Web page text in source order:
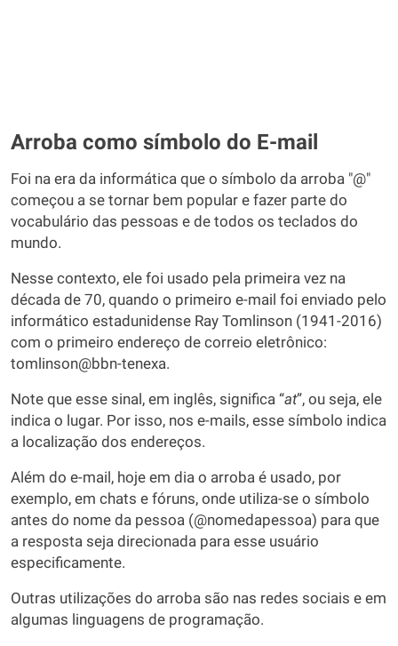
Arroba como símbolo do E-mail
Foi na era da informática que o símbolo da arroba "@"
começou a se tornar bem popular e fazer parte do
vocabulário das pessoas e de todos os teclados do
mundo.
Nesse contexto, ele foi usado pela primeira vez na
década de 70, quando o primeiro e-mail foi enviado pelo
informático estadunidense Ray Tomlinson (1941-2016)
com o primeiro endereço de correio eletrônico:
tomlinson@bbn-tenexa.
Note que esse sinal, em inglês, significa “at”, ou seja, ele
indica o lugar. Por isso, nos e-mails, esse símbolo indica
a localização dos endereços.
Além do e-mail, hoje em dia o arroba é usado, por
exemplo, em chats e fóruns, onde utiliza-se o símbolo
antes do nome da pessoa (@nomedapessoa) para que
a resposta seja direcionada para esse usuário
especificamente.
Outras utilizações do arroba são nas redes sociais e em
algumas linguagens de programação.